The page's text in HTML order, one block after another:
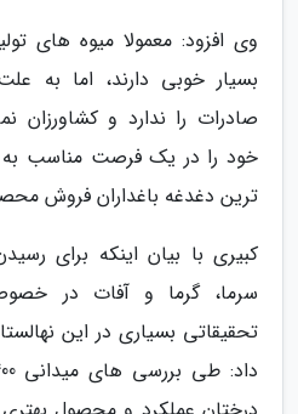
وی افزود: معمولا میوه های
بسیار خوبی دارند، اما به
صادرات را ندارد و کشاورزان
خود را در یک فرصت مناسب به
ترین دغدغه باغداران فروش
کبیری با بیان اینکه برای
سرما، گرما و آفات در
تحقیقاتی بسیاری در این